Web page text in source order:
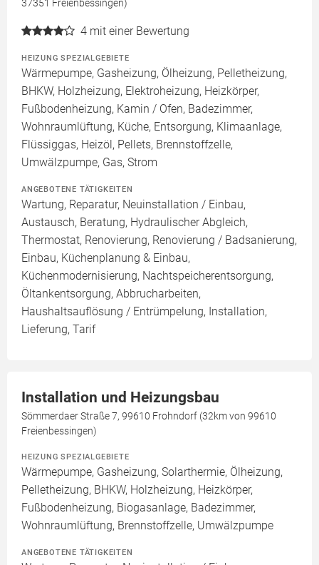
37351 Freienbessingen)
4 mit einer Bewertung
HEIZUNG SPEZIALGEBIETE
Wärmepumpe, Gasheizung, Ölheizung, Pelletheizung,
BHKW, Holzheizung, Elektroheizung, Heizkörper,
Fußbodenheizung, Kamin / Ofen, Badezimmer,
Wohnraumlüftung, Küche, Entsorgung, Klimaanlage,
Flüssiggas, Heizöl, Pellets, Brennstoffzelle,
Umwälzpumpe, Gas, Strom
ANGEBOTENE TÄTIGKEITEN
Wartung, Reparatur, Neuinstallation / Einbau,
Austausch, Beratung, Hydraulischer Abgleich,
Thermostat, Renovierung, Renovierung / Badsanierung,
Einbau, Küchenplanung & Einbau,
Küchenmodernisierung, Nachtspeicherentsorgung,
Öltankentsorgung, Abbrucharbeiten,
Haushaltsauflösung / Entrümpelung, Installation,
Lieferung, Tarif
Installation und Heizungsbau
Sömmerdaer Straße 7, 99610 Frohndorf (32km von 99610
Freienbessingen)
HEIZUNG SPEZIALGEBIETE
Wärmepumpe, Gasheizung, Solarthermie, Ölheizung,
Pelletheizung, BHKW, Holzheizung, Heizkörper,
Fußbodenheizung, Biogasanlage, Badezimmer,
Wohnraumlüftung, Brennstoffzelle, Umwälzpumpe
ANGEBOTENE TÄTIGKEITEN